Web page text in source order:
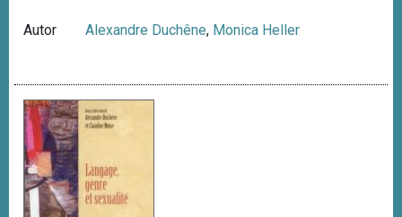
Autor Alexandre Duchêne, Monica Heller